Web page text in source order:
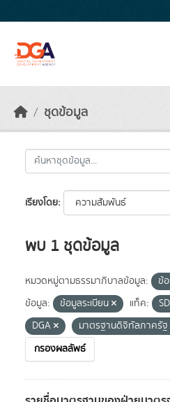
ชุดข้อมูล
เรียงโดย
พบ 1 ชุดข้อมูล
หมวดหมู่ตามธรรมาภิบาลข้อมูล: ข้
ข้อมูล:
ข้อมูลระเบียน แท็ค: SD
DGA
มาตรฐานดิจิทัลภาครัฐ
กรองผลลัพธ์